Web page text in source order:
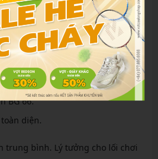
nghệ nano carbon cho kiểm
mềm mại. Ưu điểm:
xác trong điều cầu.
BG 66.
diện.
trung bình. Lý tưởng cho lối chơi